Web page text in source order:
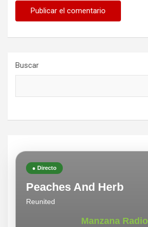
Buscar
● Directo
Peaches And Herb
Reunited
Manzana Radio